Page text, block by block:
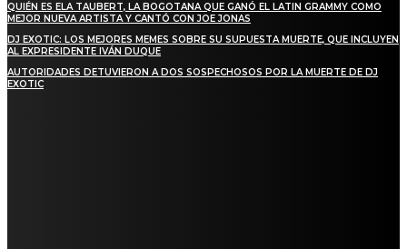
QUIÉN ES ELA TAUBERT, LA BOGOTANA QUE GANÓ EL LATIN GRAMMY COMO
MEJOR NUEVA ARTISTA Y CANTÓ CON JOE JONAS
DJ EXOTIC: LOS MEJORES MEMES SOBRE SU SUPUESTA MUERTE, QUE INCLUYEN
AL EXPRESIDENTE IVÁN DUQUE
AUTORIDADES DETUVIERON A DOS SOSPECHOSOS POR LA MUERTE DE DJ
EXOTIC